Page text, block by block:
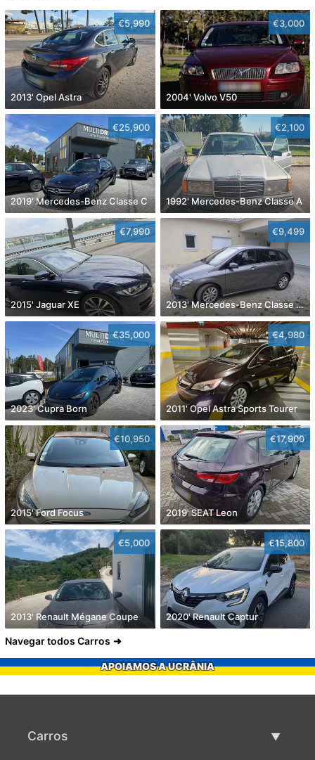
€5,990
2013' Opel Astra
€3,000
2004' Volvo V50
€25,900
2019' Mercedes-Benz Classe C
€2,100
1992' Mercedes-Benz Classe A
€7,990
2015' Jaguar XE
€9,499
2013' Mercedes-Benz Classe B Cdi Style Aut.
€35,000
2023' Cupra Born
€4,980
2011' Opel Astra Sports Tourer
€10,950
2015' Ford Focus
€17,900
2019' SEAT Leon
€5,000
2013' Renault Mégane Coupe
€15,800
2020' Renault Captur
Navegar todos Carros
APOIAMOS A UCRÂNIA
Carros